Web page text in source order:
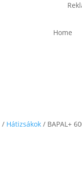
Home
/ Hátizsákok / BAPAL+